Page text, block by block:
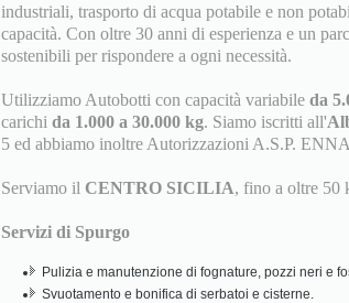
industriali, trasporto di acqua potabile e non
capacità. Con oltre 30 anni di esperienza e un
sostenibili per rispondere a ogni necessità.
Utilizziamo Autobotti con capacità variabile da
carichi da 1.000 a 30.000 kg. Siamo iscritti all'
5 ed abbiamo inoltre Autorizzazioni A.S.P.
Serviamo il CENTRO SICILIA, fino a oltre 50
Servizi di Spurgo
Pulizia e manutenzione di fognature, pozzi neri e
Svuotamento e bonifica di serbatoi e cisterne.